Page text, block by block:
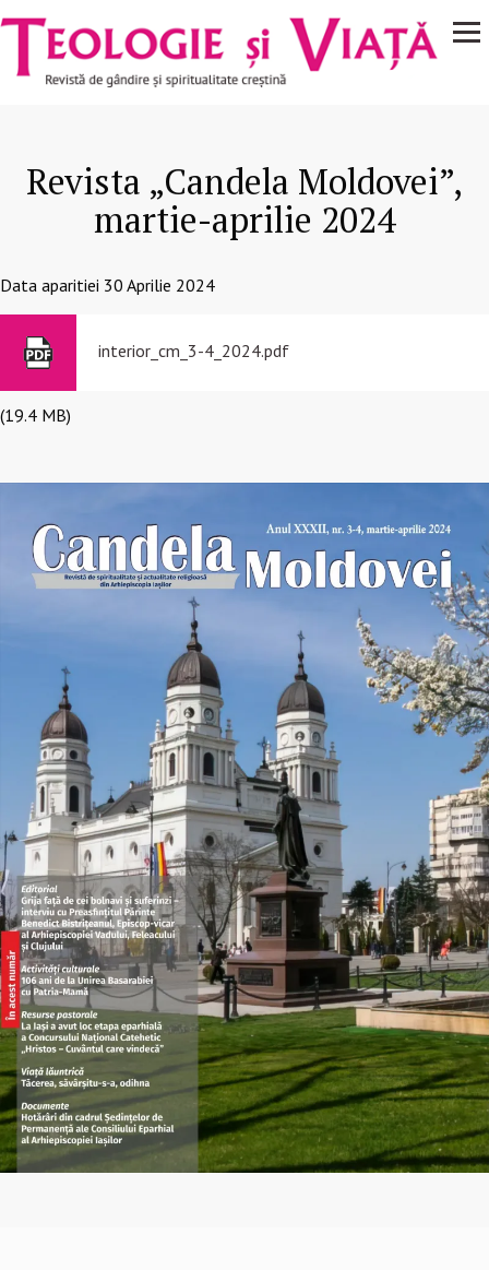
Mergi la conţinutul principal
Navigare
principală
Revista „Candela Moldovei”,
martie-aprilie 2024
Data aparitiei 30 Aprilie 2024
interior_cm_3-4_2024.pdf
(19.4 MB)